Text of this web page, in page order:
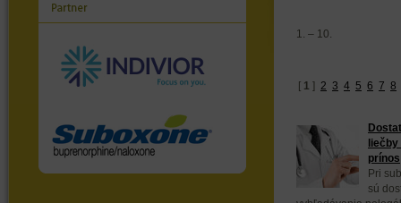
1. – 10.
[ 1 ] 2 3 4 5 6 7 8
liečby
prínos
Pri
sú